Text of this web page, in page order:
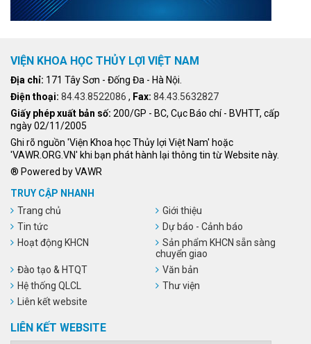
VIỆN KHOA HỌC THỦY LỢI VIỆT NAM
Địa chỉ: 171 Tây Sơn - Đống Đa - Hà Nội.
Điện thoại: 84.43.8522086 , Fax: 84.43.5632827
Giấy phép xuất bản số: 200/GP - BC, Cục Báo chí - BVHTT, cấp
ngày 02/11/2005
Ghi rõ nguồn 'Viện Khoa học Thủy lợi Việt Nam' hoặc
'VAWR.ORG.VN' khi bạn phát hành lại thông tin từ Website này.
® Powered by VAWR
TRUY CẬP NHANH
Trang chủ
Giới thiệu
Tin tức
Dự báo - Cảnh báo
Hoạt động KHCN
Sản phẩm KHCN sẵn sàng
chuyển giao
Đào tạo & HTQT
Văn bản
Hệ thống QLCL
Thư viện
Liên kết website
LIÊN KẾT WEBSITE